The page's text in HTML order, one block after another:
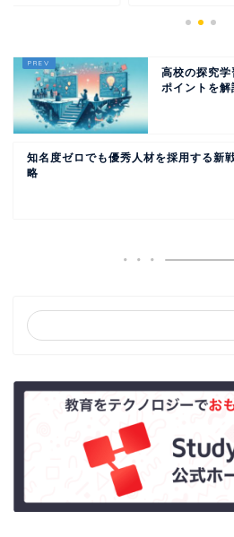
高校の探究
ポイントを解
知名度ゼロでも優秀人材を採用する新
略